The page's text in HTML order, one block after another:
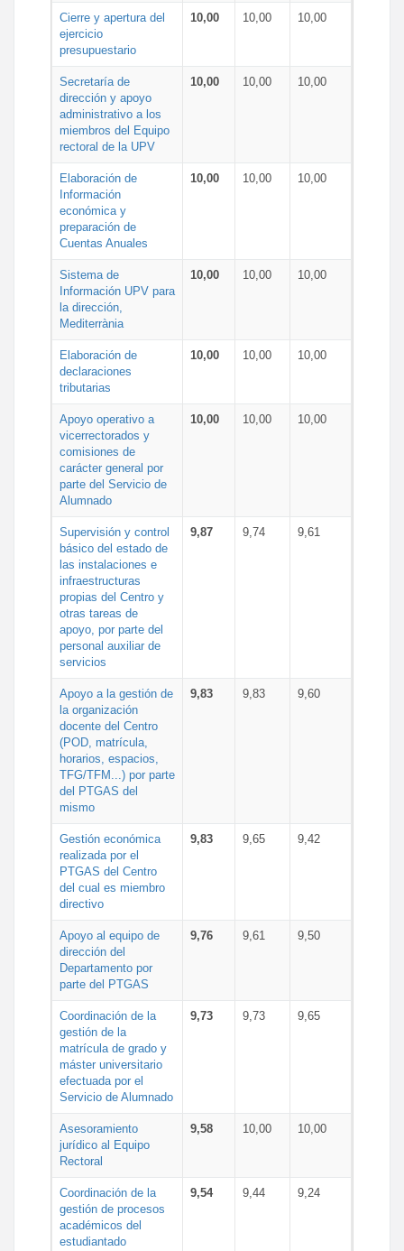
Cierre y apertura del
ejercicio
presupuestario
10,00 10,00 10,00
Secretaría de
dirección y apoyo
administrativo a los
miembros del Equipo
rectoral de la UPV
10,00 10,00 10,00
Elaboración de
Información
económica y
preparación de
Cuentas Anuales
10,00 10,00 10,00
Sistema de
Información UPV para
la dirección,
Mediterrània
10,00 10,00 10,00
Elaboración de
declaraciones
tributarias
10,00 10,00 10,00
Apoyo operativo a
vicerrectorados y
comisiones de
carácter general por
parte del Servicio de
Alumnado
10,00 10,00 10,00
Supervisión y control
básico del estado de
las instalaciones e
infraestructuras
propias del Centro y
otras tareas de
apoyo, por parte del
personal auxiliar de
servicios
9,87 9,74 9,61
Apoyo a la gestión de
la organización
docente del Centro
(POD, matrícula,
horarios, espacios,
TFG/TFM...) por parte
del PTGAS del
mismo
9,83 9,83 9,60
Gestión económica
realizada por el
PTGAS del Centro
del cual es miembro
directivo
9,83 9,65 9,42
Apoyo al equipo de
dirección del
Departamento por
parte del PTGAS
9,76 9,61 9,50
Coordinación de la
gestión de la
matrícula de grado y
máster universitario
efectuada por el
Servicio de Alumnado
9,73 9,73 9,65
Asesoramiento
jurídico al Equipo
Rectoral
9,58 10,00 10,00
Coordinación de la
gestión de procesos
académicos del
estudiantado
9,54 9,44 9,24